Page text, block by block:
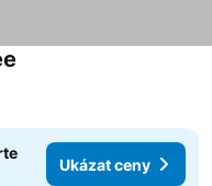
Ukázat ceny